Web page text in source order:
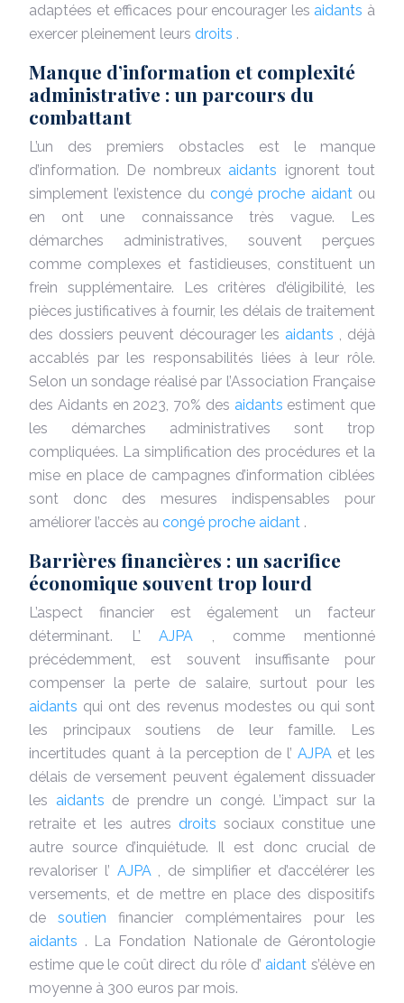
adaptées et efficaces pour encourager les aidants à
exercer pleinement leurs droits .
Manque d’information et complexité
administrative : un parcours du
combattant
L’un des premiers obstacles est le manque
d’information. De nombreux aidants ignorent tout
simplement l’existence du congé proche aidant ou
en ont une connaissance très vague. Les
démarches administratives, souvent perçues
comme complexes et fastidieuses, constituent un
frein supplémentaire. Les critères d’éligibilité, les
pièces justificatives à fournir, les délais de traitement
des dossiers peuvent décourager les aidants
, déjà
accablés par les responsabilités liées à leur rôle.
Selon un sondage réalisé par l’Association Française
des Aidants en 2023, 70% des aidants estiment que
les démarches administratives sont trop
compliquées. La simplification des procédures et la
mise en place de campagnes d’information ciblées
sont donc des mesures indispensables pour
améliorer l’accès au congé proche aidant .
Barrières financières : un sacrifice
économique souvent trop lourd
L’aspect financier est également un facteur
déterminant. L’AJPA
, comme mentionné
précédemment, est souvent insuffisante pour
compenser la perte de salaire, surtout pour les
aidants qui ont des revenus modestes ou qui sont
les principaux soutiens de leur famille. Les
incertitudes quant à la perception de l’ AJPA et les
délais de versement peuvent également dissuader
les aidants de prendre un congé. L’impact sur la
retraite et les autres droits sociaux constitue une
autre source d’inquiétude. Il est donc crucial de
revaloriser l’ AJPA
, de simplifier et d’accélérer les
versements, et de mettre en place des dispositifs
de soutien financier complémentaires pour les
aidants . La Fondation Nationale de Gérontologie
estime que le coût direct du rôle d’ aidant s’élève en
moyenne à 300 euros par mois.